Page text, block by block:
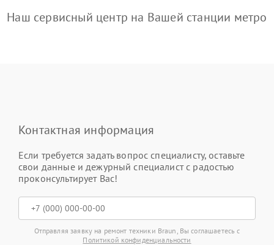
Наш сервисный центр на Вашей станции метро
Контактная информация
Если требуется задать вопрос специалисту, оставьте
свои данные и дежурный специалист с радостью
проконсультирует Вас!
Отправляя заявку на ремонт техники Braun, Вы соглашаетесь с
Политикой конфиденциальности